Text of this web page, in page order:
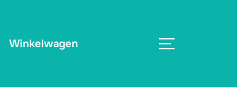
Winkelwagen TOGGLE